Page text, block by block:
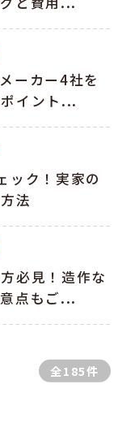
ーカー4社を
イント...
ック！実家の
法
必見！造作な
点もご...
全185件